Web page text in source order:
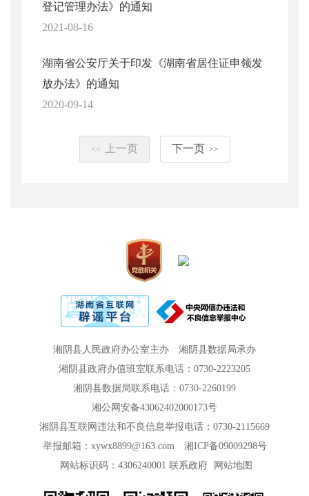
登记管理办法》的通知
2021-08-16
湖南省公安厅关于印发《湖南省居住证申领发
放办法》的通知
2020-09-14
<< 上一页 下一页 >>
湘阴县人民政府办公室主办
湘阴县数据局承办
湘阴县政府办值班室联系电话：0730-2223205
湘阴县数据局联系电话：0730-2260199
湘公网安备43062402000173号
湘阴县互联网违法和不良信息举报电话：0730-2115669
举报邮箱：xywx8899@163.com
湘ICP备09009298号
网站标识码：4306240001 联系政府 网站地图